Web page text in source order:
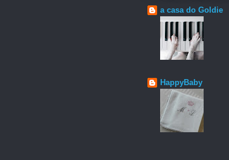
a casa do Goldie
HappyBaby